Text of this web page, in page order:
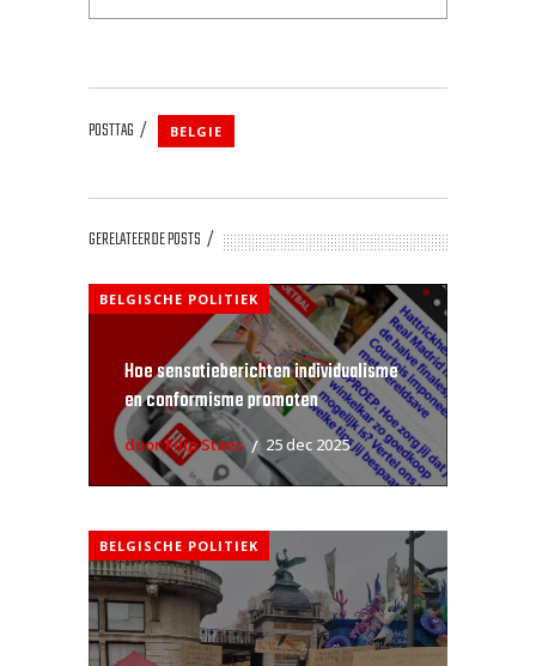
POSTTAG BELGIE
GERELATEERDE POSTS
BELGISCHE POLITIEK
Hoe sensatieberichten individualisme
en conformisme promoten
door Filip Staes 25 dec 2025
BELGISCHE POLITIEK